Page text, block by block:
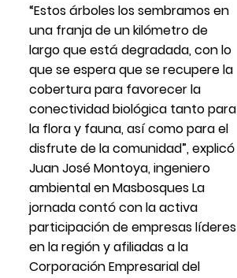
“Estos árboles los sembramos en
una franja de un kilómetro de
largo que está degradada, con lo
que se espera que se recupere la
cobertura para favorecer la
conectividad biológica tanto para
la flora y fauna, así como para el
disfrute de la comunidad”, explicó
Juan José Montoya, ingeniero
ambiental en Masbosques La
jornada contó con la activa
participación de empresas líderes
en la región y afiliadas a la
Corporación Empresarial del